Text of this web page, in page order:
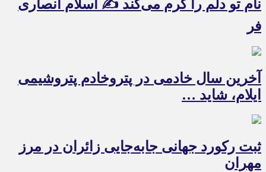
نام تو دلم را گرم می‌کند ✍️ اسلام انصاری
فر
آخرین سال خادمی در پتروخادم پتروشیمی
ایلام، شاید …
ثبت رکورد جهانی جابه‌جایی زائران در مرز
مهران